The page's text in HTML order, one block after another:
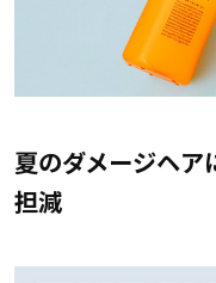
夏のダメージヘ
担減